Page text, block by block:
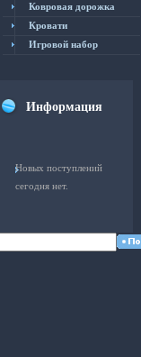
Ковровая дорожка
Кровати
Игровой набор
Информация
Новых поступлений
сегодня нет.